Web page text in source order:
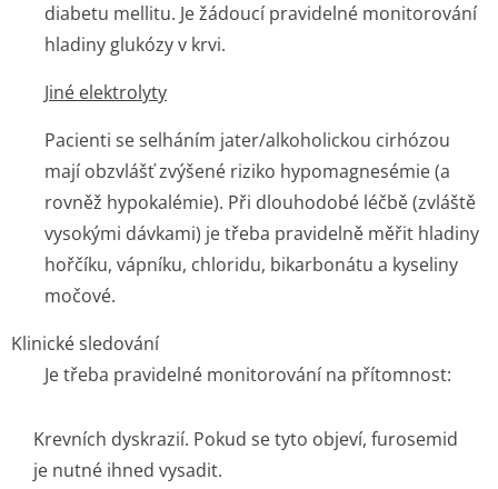
diabetu mellitu. Je žádoucí pravidelné monitorování
hladiny glukózy v krvi.
Jiné elektrolyty
Pacienti se selháním jater/alkoholickou cirhózou
mají obzvlášť zvýšené riziko hypomagnesémie (a
rovněž hypokalémie). Při dlouhodobé léčbě (zvláště
vysokými dávkami) je třeba pravidelně měřit hladiny
hořčíku, vápníku, chloridu, bikarbonátu a kyseliny
močové.
Klinické sledování
Je třeba pravidelné monitorování na přítomnost:
Krevních dyskrazií. Pokud se tyto objeví, furosemid
je nutné ihned vysadit.